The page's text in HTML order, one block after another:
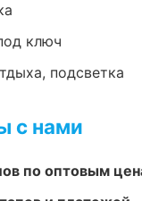
ключ
подсветка
с нами
по оптовым